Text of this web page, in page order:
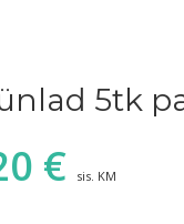
5tk
€ sis. KM